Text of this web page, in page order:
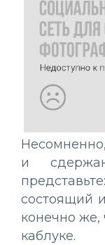
и
состоящий
конечно
каблуке.